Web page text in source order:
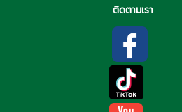
ติดตามเรา